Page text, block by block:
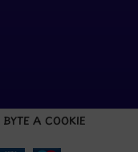
BYTE A COOKIE